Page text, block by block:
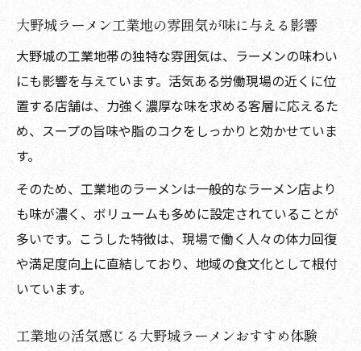
大野城ラーメン工業地ならではの違いと特
徴
他エリア比較で分かる大野城ラーメンの強
違い
濃厚さで差が出る大野城と他地域ラーメン
工業地が育む大野城ラーメン独自の美味し
満足感が高まる大野城濃厚系ラーメンの選び方
大野城ラーメン工業地の雰囲気が味に与える影響
大野城の工業地帯の独特な雰囲気は、ラーメンの味わい
にも影響を与えています。活気ある労働現場の近くに位
置する店舗は、力強く濃厚な味を求める客層に応えるた
め、スープの旨味や脂のコクをしっかりと効かせていま
す。
そのため、工業地のラーメンは一般的なラーメン店より
も味が濃く、ボリュームも多めに設定されていることが
多いです。こうした特徴は、現場で働く人々の体力回復
や満足度向上に直結しており、地域の食文化として根付
いています。
工業地の活気感じる大野城ラーメンおすすめ体験